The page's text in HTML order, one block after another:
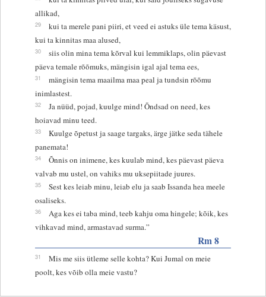
allikad,
29
kui ta merele pani piiri, et veed ei astuks üle tema käsust,
kui ta kinnitas maa alused,
30
siis olin mina tema kõrval kui lemmiklaps, olin päevast
päeva temale rõõmuks, mängisin igal ajal tema ees,
31
mängisin tema maailma maa peal ja tundsin rõõmu
inimlastest.
32
Ja nüüd, pojad, kuulge mind! Õndsad on need, kes
hoiavad minu teed.
33
Kuulge õpetust ja saage targaks, ärge jätke seda tähele
panemata!
34
Õnnis on inimene, kes kuulab mind, kes päevast päeva
valvab mu ustel, on vahiks mu uksepiitade juures.
35
Sest kes leiab minu, leiab elu ja saab Issanda hea meele
osaliseks.
36
Aga kes ei taba mind, teeb kahju oma hingele; kõik, kes
vihkavad mind, armastavad surma.”
Rm 8
31
Mis me siis ütleme selle kohta? Kui Jumal on meie
poolt, kes võib olla meie vastu?